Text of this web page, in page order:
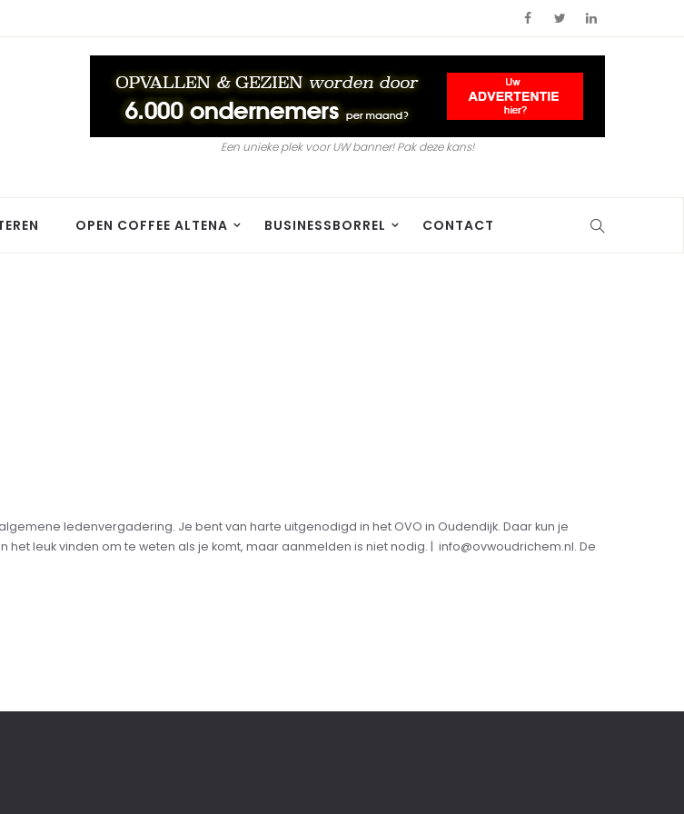
Een unieke plek voor UW banner! Pak deze kans!
OPEN COFFEE ALTENA BUSINESSBORREL CONTACT
ledenvergadering. Je bent van harte uitgenodigd in het OVO in Oudendijk. Daar kun je
leuk vinden om te weten als je komt, maar aanmelden is niet nodig. | info@ovwoudrichem.nl. De